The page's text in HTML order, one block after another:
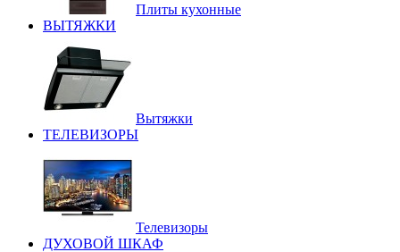
Плиты кухонные
ВЫТЯЖКИ
Вытяжки
ТЕЛЕВИЗОРЫ
Телевизоры
ДУХОВОЙ ШКАФ